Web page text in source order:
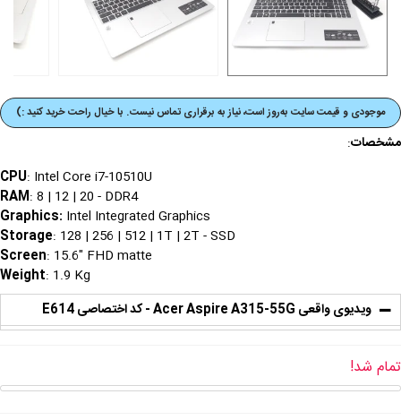
موجودی و قیمت‌ سایت به‌روز است، نیاز به برقراری تماس نیست. با خیال راحت خرید کنید :)
مشخصات:
CPU: Intel Core i7-10510U
RAM: 8 | 12 | 20 - DDR4
Graphics: Intel Integrated Graphics
Storage: 128 | 256 | 512 | 1T | 2T - SSD
Screen: 15.6" FHD matte
Weight: 1.9 Kg
ویدیوی واقعی Acer Aspire A315-55G - کد اختصاصی E614
تمام شد!